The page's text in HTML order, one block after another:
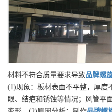
材料不符合质量要求导致品牌螺
(1)现象：板材表面不平整，厚度
眼、结疤和锈蚀等情况；风管平